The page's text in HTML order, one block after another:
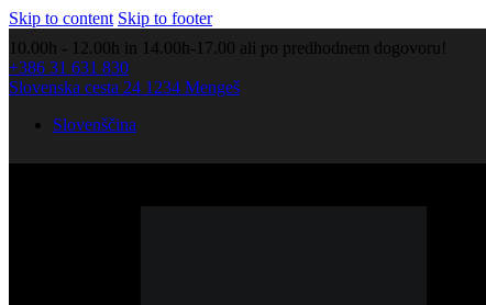
Skip to content Skip to footer
10.00h - 12.00h in 14.00h-17.00 ali po predhodnem dogovoru!
+386 31 631 830
Slovenska cesta 24 1234 Mengeš
Slovenščina